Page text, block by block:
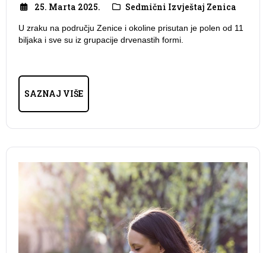
25. Marta 2025. Sedmični Izvještaj Zenica
U zraku na području Zenice i okoline prisutan je polen od 11
biljaka i sve su iz grupacije drvenastih formi.
SAZNAJ VIŠE